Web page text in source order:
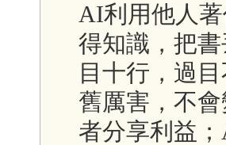
AI利用他人
得知識，把
目十行，過
舊厲害，不
者分享利益